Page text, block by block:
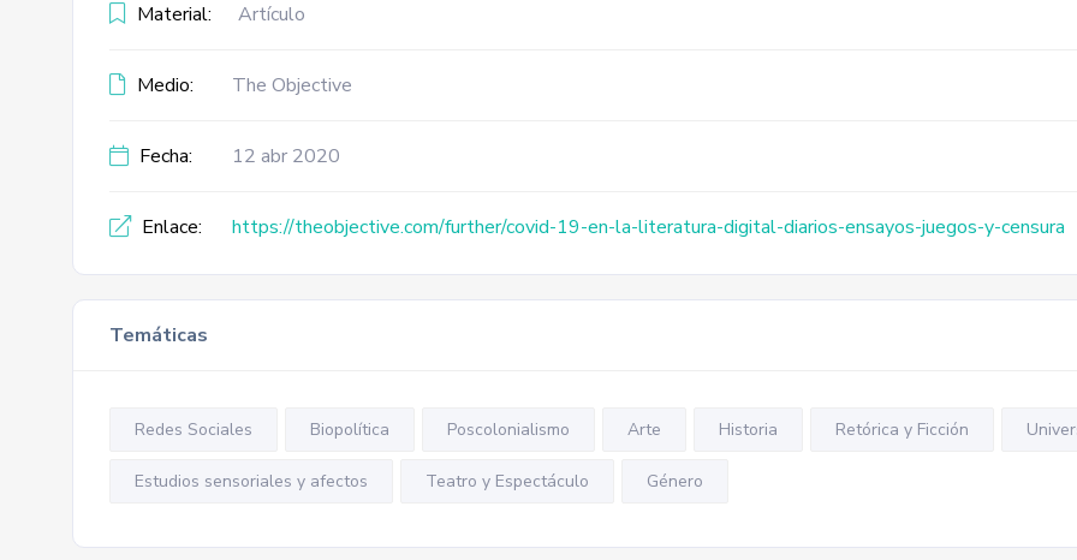
Material: Artículo
Medio: The Objective
Fecha: 12 abr 2020
Enlace: https://theobjective.com/further/covid-19-en-la-literatura-digital-diarios-ensayos-juegos-y-censura
Temáticas
Redes Sociales Biopolítica Poscolonialismo Arte Historia Retórica y Ficción
Estudios sensoriales y afectos Teatro y Espectáculo Género